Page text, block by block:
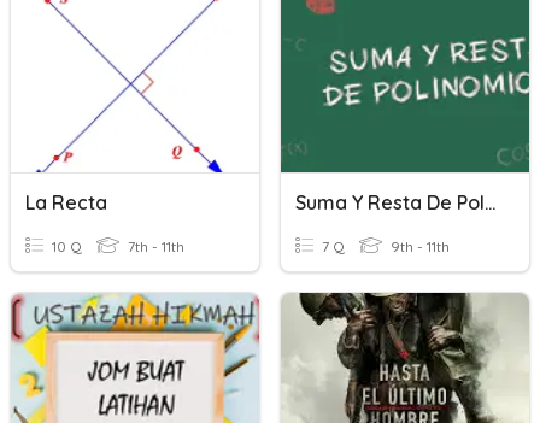
La Recta
10 Q 7th - 11th
Suma Y Resta De Polinomios
7 Q 9th - 11th